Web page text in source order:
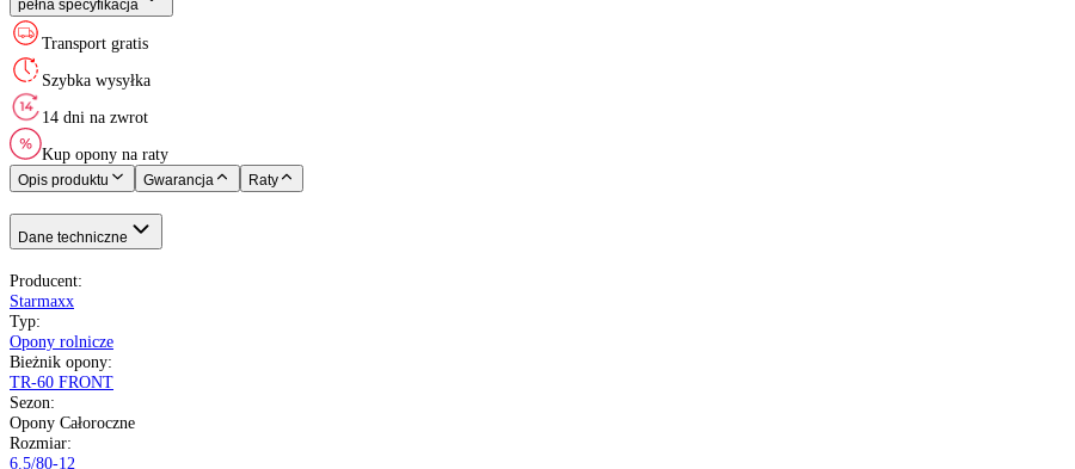
Konstrukcja
Liczba płócien
Starmaxx
Opony Całoroczne
6.5/80-12
80 - 450 kg
Turcja
Opony diagonalne
6 PR - liczba płócien
pełna specyfikacja
Transport gratis
Szybka wysyłka
14 dni na zwrot